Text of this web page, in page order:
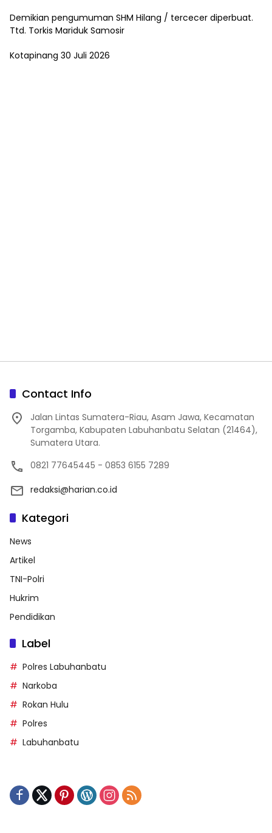
Demikian pengumuman SHM Hilang / tercecer diperbuat.
Ttd. Torkis Mariduk Samosir
Kotapinang 30 Juli 2026
Contact Info
Jalan Lintas Sumatera-Riau, Asam Jawa, Kecamatan
Torgamba, Kabupaten Labuhanbatu Selatan (21464),
Sumatera Utara.
0821 77645445 - 0853 6155 7289
redaksi@harian.co.id
Kategori
News
Artikel
TNI-Polri
Hukrim
Pendidikan
Label
Polres Labuhanbatu
Narkoba
Rokan Hulu
Polres
Labuhanbatu